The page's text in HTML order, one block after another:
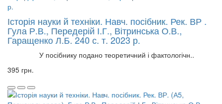
Історія науки й техніки. Навч. посібник. Рек. ВР .
Гула Р.В., Передерій І.Г., Вітринська О.В.,
Гаращенко Л.Б. 240 с. т. 2023 р.
У посібнику подано теоретичний і фактологічн..
395 грн.